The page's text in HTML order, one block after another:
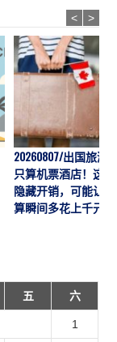
20260807/出国旅游
只算机票酒店！这7
隐藏开销，可能让预
算瞬间多花上千元
< >
五 六
1